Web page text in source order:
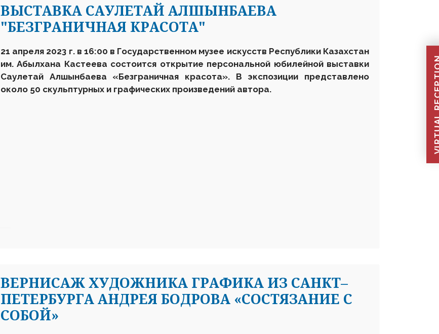
ВЫСТАВКА САУЛЕТАЙ АЛШЫНБАЕВА
"БЕЗГРАНИЧНАЯ КРАСОТА"
21 апреля 2023 г. в 16:00 в Государственном музее искусств Республики Казахстан
им. Абылхана Кастеева состоится открытие персональной юбилейной выставки
Саулетай Алшынбаева «Безграничная красота». В экспозиции представлено
около 50 скульптурных и графических произведений автора.
ВЕРНИСАЖ ХУДОЖНИКА ГРАФИКА ИЗ САНКТ–
ПЕТЕРБУРГА АНДРЕЯ БОДРОВА «СОСТЯЗАНИЕ С
СОБОЙ»